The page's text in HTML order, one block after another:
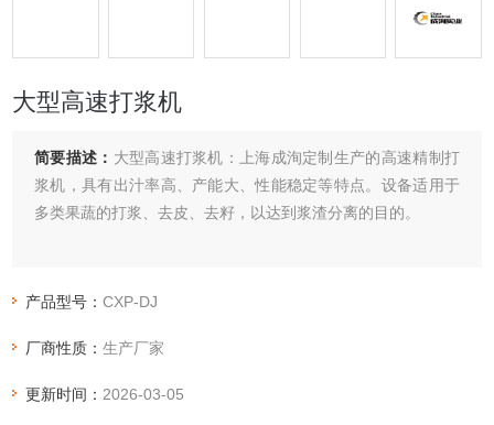
大型高速打浆机
简要描述： 大型高速打浆机：上海成洵定制生产的高速精制打
浆机，具有出汁率高、产能大、性能稳定等特点。设备适用于
多类果蔬的打浆、去皮、去籽，以达到浆渣分离的目的。
产品型号：CXP-DJ
厂商性质：生产厂家
更新时间： 2026-03-05